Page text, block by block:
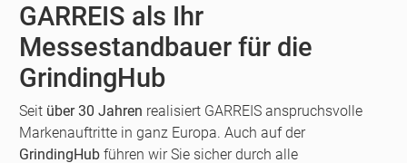
GARREIS als Ihr
Messestandbauer für die
GrindingHub
Seit über 30 Jahren realisiert GARREIS anspruchsvolle
Markenauftritte in ganz Europa. Auch auf der
GrindingHub führen wir Sie sicher durch alle